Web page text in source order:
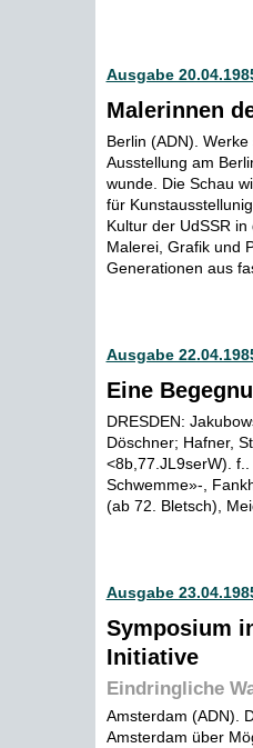
Ausgabe
Malerinnen
Berlin (ADN).
Ausstellung am
wunde. Die Schau
für
Kultur der UdSSR
Malerei, Grafik und
Generationen aus
Ausgabe
Eine
DRESDEN:
Döschner; Hafner,
<8b,77.JL9serW).
Schwemme»-,
(ab 72. Bletsch),
Ausgabe
Symposium
Initiative
Eindringliche
Amsterdam (ADN).
Amsterdam über